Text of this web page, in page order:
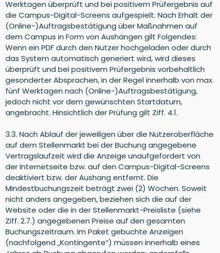
Werktagen überprüft und bei positivem Prüfergebnis auf
die Campus-Digital-Screens aufgespielt. Nach Erhalt der
(Online-)Auftragsbestätigung über Maßnahmen auf
dem Campus in Form von Aushängen gilt Folgendes:
Wenn ein PDF durch den Nutzer hochgeladen oder durch
das System automatisch generiert wird, wird dieses
überprüft und bei positivem Prüfergebnis vorbehaltlich
gesonderter Absprachen, in der Regel innerhalb von max.
fünf Werktagen nach (Online-)Auftragsbestätigung,
jedoch nicht vor dem gewünschten Startdatum,
angebracht. Hinsichtlich der Prüfung gilt Ziff. 4.1.
3.3. Nach Ablauf der jeweiligen über die Nutzeroberfläche
auf dem Stellenmarkt bei der Buchung angegebene
Vertragslaufzeit wird die Anzeige unaufgefordert von
der Internetseite bzw. auf den Campus-Digital-Screens
deaktiviert bzw. der Aushang entfernt. Die
Mindestbuchungszeit beträgt zwei (2) Wochen. Soweit
nicht anders angegeben, beziehen sich die auf der
Website oder die in der Stellenmarkt-Preisliste (siehe
Ziff. 2.7.) angegebenen Preise auf den gesamten
Buchungszeitraum. Im Paket gebuchte Anzeigen
(nachfolgend „Kontingente“) müssen innerhalb eines